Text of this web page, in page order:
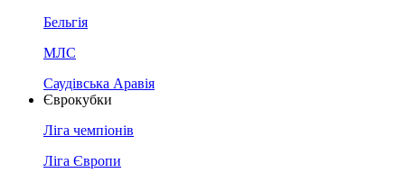
Бельгія
МЛС
Саудівська Аравія
Єврокубки
Ліга чемпіонів
Ліга Європи